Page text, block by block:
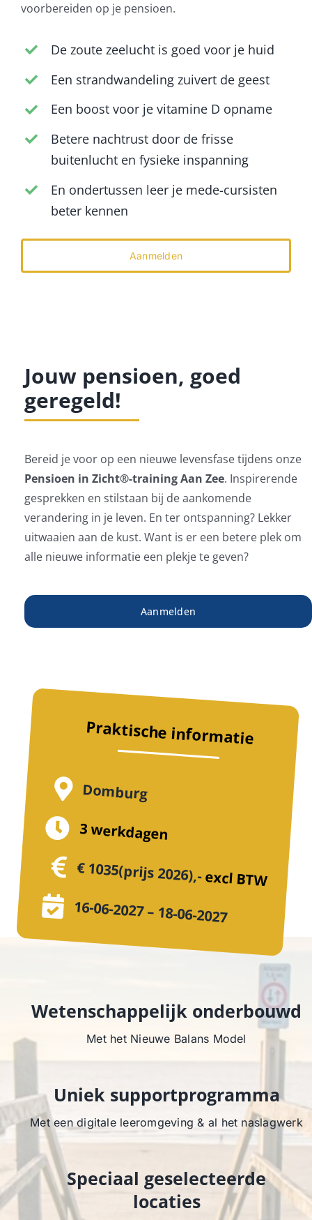
voorbereiden op je pensioen.
De zoute zeelucht is goed voor je huid
Een strandwandeling zuivert de geest
Een boost voor je vitamine D opname
Betere nachtrust door de frisse
buitenlucht en fysieke inspanning
En ondertussen leer je mede-cursisten
beter kennen
Aanmelden
Jouw pensioen, goed
geregeld!
Bereid je voor op een nieuwe levensfase tijdens onze
Pensioen in Zicht®️-training Aan Zee. Inspirerende
gesprekken en stilstaan bij de aankomende
verandering in je leven. En ter ontspanning? Lekker
uitwaaien aan de kust. Want is er een betere plek om
alle nieuwe informatie een plekje te geven?
Aanmelden
Praktische informatie
Domburg
3 werkdagen
€ 1035(prijs 2026),-excl BTW
16-06-2027 – 18-06-2027
Wetenschappelijk onderbouwd
Met het Nieuwe Balans Model
Uniek supportprogramma
Met een digitale leeromgeving & al het naslagwerk
Speciaal geselecteerde
locaties